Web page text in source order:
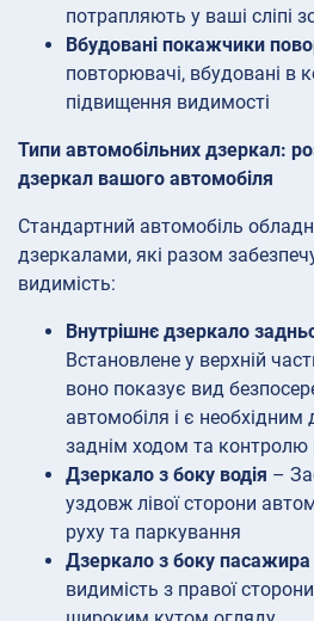
потрапляють у ваші сліпі
Вбудовані покажчики
повторювачі, вбудовані в
підвищення видимості
Типи автомобільних дзеркал:
дзеркал вашого автомобіля
Стандартний автомобіль
дзеркалами, які разом
видимість:
Внутрішнє дзеркало
Встановлене у верхній
воно показує вид
автомобіля і є
заднім ходом та контролю
Дзеркало з боку водія –
уздовж лівої сторони
руху та паркування
Дзеркало з боку пасажира
видимість з правої